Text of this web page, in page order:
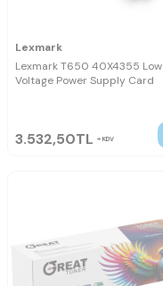
Lexmark
Lexmark T650 40X4355 Low
Voltage Power Supply Card
3.532,50TL KDV